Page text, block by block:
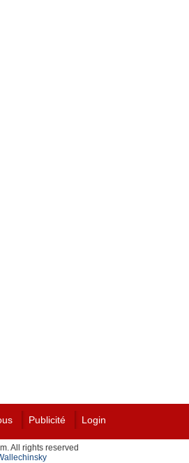
Publicité Login
All rights reserved